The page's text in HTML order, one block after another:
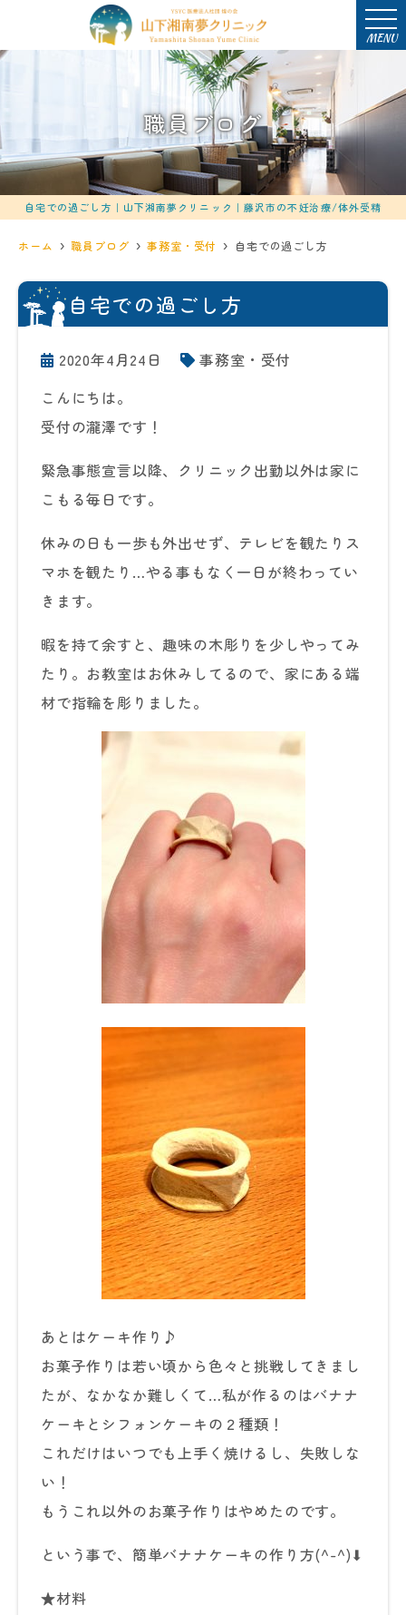
MENU
職員ブログ
自宅での過ごし方｜山下湘南夢クリニック｜藤沢市の不妊治療/体外受精
ホーム 職員ブログ 事務室・受付 自宅での過ごし方
自宅での過ごし方
2020年4月24日
事務室・受付
こんにちは。
受付の瀧澤です！
緊急事態宣言以降、クリニック出勤以外は家に
こもる毎日です。
休みの日も一歩も外出せず、テレビを観たりス
マホを観たり…やる事もなく一日が終わってい
きます。
暇を持て余すと、趣味の木彫りを少しやってみ
たり。お教室はお休みしてるので、家にある端
材で指輪を彫りました。
あとはケーキ作り♪
お菓子作りは若い頃から色々と挑戦してきまし
たが、なかなか難しくて…私が作るのはバナナ
ケーキとシフォンケーキの２種類！
これだけはいつでも上手く焼けるし、失敗しな
い！
もうこれ以外のお菓子作りはやめたのです。
という事で、簡単バナナケーキの作り方(^-^)⬇︎
★材料